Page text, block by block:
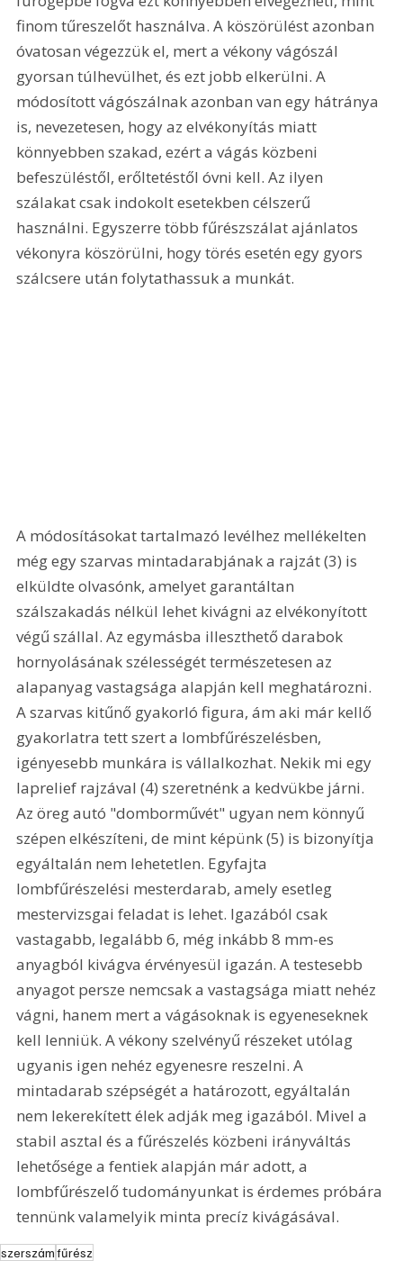
finom tűreszelőt használva. A köszörülést azonban
óvatosan végezzük el, mert a vékony vágószál
gyorsan túlhevülhet, és ezt jobb elkerülni. A
módosított vágószálnak azonban van egy hátránya
is, nevezetesen, hogy az elvékonyítás miatt
könnyebben szakad, ezért a vágás közbeni
befeszüléstől, erőltetéstől óvni kell. Az ilyen
szálakat csak indokolt esetekben célszerű
használni. Egyszerre több fűrészszálat ajánlatos
vékonyra köszörülni, hogy törés esetén egy gyors
szálcsere után folytathassuk a munkát.
A módosításokat tartalmazó levélhez mellékelten
még egy szarvas mintadarabjának a rajzát (3) is
elküldte olvasónk, amelyet garantáltan
szálszakadás nélkül lehet kivágni az elvékonyított
végű szállal. Az egymásba illeszthető darabok
hornyolásának szélességét természetesen az
alapanyag vastagsága alapján kell meghatározni.
A szarvas kitűnő gyakorló figura, ám aki már kellő
gyakorlatra tett szert a lombfűrészelésben,
igényesebb munkára is vállalkozhat. Nekik mi egy
laprelief rajzával (4) szeretnénk a kedvükbe járni.
Az öreg autó "domborművét" ugyan nem könnyű
szépen elkészíteni, de mint képünk (5) is bizonyítja
egyáltalán nem lehetetlen. Egyfajta
lombfűrészelési mesterdarab, amely esetleg
mestervizsgai feladat is lehet. Igazából csak
vastagabb, legalább 6, még inkább 8 mm-es
anyagból kivágva érvényesül igazán. A testesebb
anyagot persze nemcsak a vastagsága miatt nehéz
vágni, hanem mert a vágásoknak is egyeneseknek
kell lenniük. A vékony szelvényű részeket utólag
ugyanis igen nehéz egyenesre reszelni. A
mintadarab szépségét a határozott, egyáltalán
nem lekerekített élek adják meg igazából. Mivel a
stabil asztal és a fűrészelés közbeni irányváltás
lehetősége a fentiek alapján már adott, a
lombfűrészelő tudományunkat is érdemes próbára
tennünk valamelyik minta precíz kivágásával.
szerszámfűrész